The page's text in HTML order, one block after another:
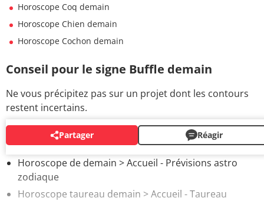
Horoscope Coq demain
Horoscope Chien demain
Horoscope Cochon demain
Conseil pour le signe Buffle demain
Ne vous précipitez pas sur un projet dont les contours
restent incertains.
Partager Réagir
AUTOUR DU MÊME SUJET
Horoscope de demain > Accueil - Prévisions astro
zodiaque
Horoscope taureau demain > Accueil - Taureau